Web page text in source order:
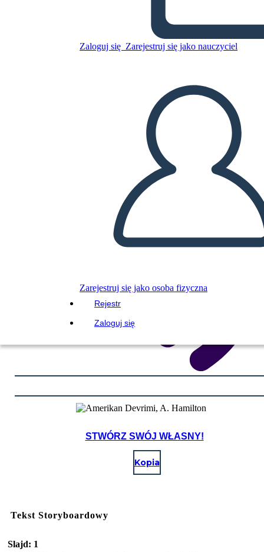
Zaloguj się Zarejestruj się jako nauczyciel
Zarejestruj się jako osoba fizyczna
Rejestr
Zaloguj się
ODTWARZANIE POKAZU SLAJDÓW
PRZECZYTAJ MI
STWÓRZ SWÓJ WŁASNY!
Kopia
Tekst Storyboardowy
Slajd: 1